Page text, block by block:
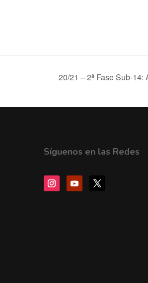
20/21 – 2ª Fase Sub-
Síguenos en las Redes